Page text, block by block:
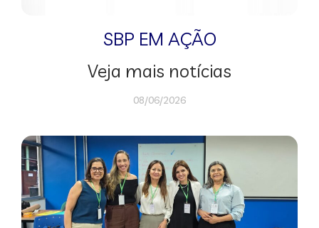
SBP EM AÇÃO
Veja mais notícias
08/06/2026